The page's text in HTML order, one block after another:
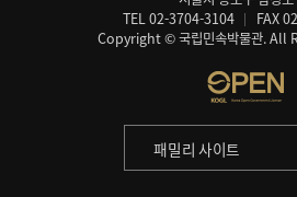
TEL 02-3704-3104
FAX
Copyright © 국립민속박물관. All
패밀리 사이트